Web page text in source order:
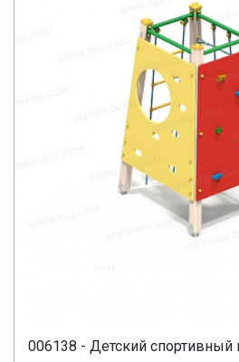
006138 - Детский спортивный